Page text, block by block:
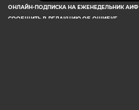
ОНЛАЙН-ПОДПИСКА НА ЕЖЕНЕДЕЛЬНИК АИФ
СООБЩИТЬ В РЕДАКЦИЮ ОБ ОШИБКЕ